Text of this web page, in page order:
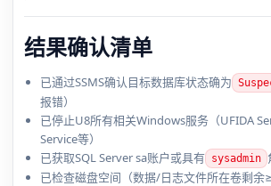
结果确认清单
已通过SSMS确认目标数据库状态确为
报错）
已停止U8所有相关Windows服务（UFIDA
Service等）
已获取SQL Server sa账户或具有 sysadmin
已检查磁盘空间（数据/日志文件所在卷剩